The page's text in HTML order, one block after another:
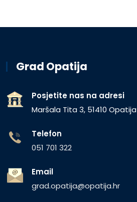
Grad Opatija
Posjetite nas na adresi
Maršala Tita 3, 51410 Opatija
Telefon
051 701 322
Email
grad.opatija@opatija.hr